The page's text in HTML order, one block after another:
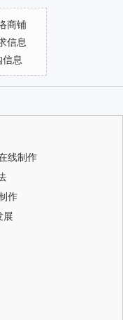
商铺
信息
息
线制作
作
展